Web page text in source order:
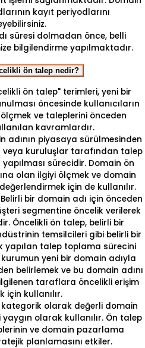
kayıt periyodlarını
süresi dolmadan önce, belli
bilgilendirme yapılmaktadır.
ön talep nedir?
ön talep" terimleri, yeni bir
öncesinde kullanıcıların
ve taleplerini önceden
kavramlardır.
adının piyasaya sürülmesinden
veya kuruluşlar tarafından talep
sürecidir. Domain ön
olan ilgiyi ölçmek ve domain
için de kullanılır.
Belirli bir domain adı için önceden
segmentine öncelik verilerek
Öncelikli ön talep, belirli bir
temsilcileri gibi belirli bir
yapılan talep toplama sürecini
yeni bir domain adıyla
belirlemek ve bu domain adını
taraflara öncelikli erişim
için kullanılır.
kategorik olarak değerli domain
olarak kullanılır. Ön talep
ve domain pazarlama
planlamasını etkiler.